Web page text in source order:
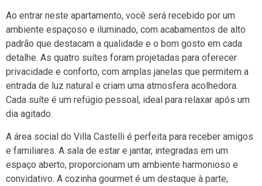
Ao entrar neste apartamento, você será recebido por um
ambiente espaçoso e iluminado, com acabamentos de alto
padrão que destacam a qualidade e o bom gosto em cada
detalhe. As quatro suítes foram projetadas para oferecer
privacidade e conforto, com amplas janelas que permitem a
entrada de luz natural e criam uma atmosfera acolhedora.
Cada suíte é um refúgio pessoal, ideal para relaxar após um
dia agitado.
A área social do Villa Castelli é perfeita para receber amigos
e familiares. A sala de estar e jantar, integradas em um
espaço aberto, proporcionam um ambiente harmonioso e
convidativo. A cozinha gourmet é um destaque à parte,